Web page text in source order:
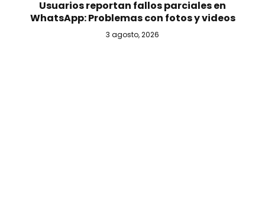
Usuarios reportan fallos parciales en
WhatsApp: Problemas con fotos y videos
3 agosto, 2026